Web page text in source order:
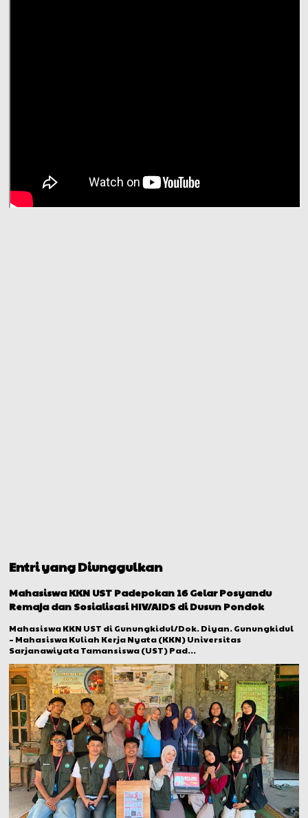
Entri yang Diunggulkan
Mahasiswa KKN UST Padepokan 16 Gelar Posyandu
Remaja dan Sosialisasi HIV/AIDS di Dusun Pondok
Mahasiswa KKN UST di Gunungkidul/Dok. Diyan. Gunungkidul
– Mahasiswa Kuliah Kerja Nyata (KKN) Universitas
Sarjanawiyata Tamansiswa (UST) Pad...